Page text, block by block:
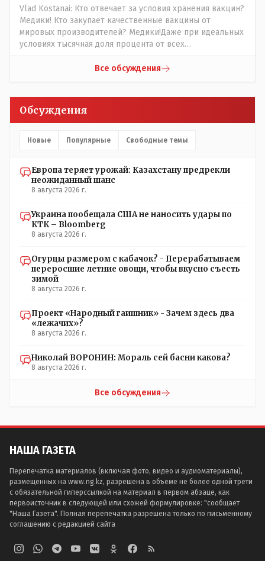
Vlad Kostanai: Кто отвечает за условия хранения вакцин?
Медики! Кто закупает качественные вакцины от
мировых производителей? Медики!Даже при идеальных
условиях тысячная доля процента от всех
прививки. Бумага нужна как защита от дол.....бов не
люди и отказываются и я в том числе своих не
прививал.Лично я вам и тем другим людям благодарен.
частотности появления в популяции соответствующих
естественный отбор.
Все обсуждения
Обсуждения
Новые Популярные Свободные темы
Европа теряет урожай: Казахстану предрекли
неожиданный шанс
8 августа 2026 г.
Украина пообещала США не наносить удары по
КТК – Bloomberg
8 августа 2026 г.
Огурцы размером с кабачок? - Перерабатываем
переросшие летние овощи, чтобы вкусно съесть
зимой
8 августа 2026 г.
Проект «Народный гаишник» - Зачем здесь два
«лежачих»?
8 августа 2026 г.
Николай ВОРОНИН: Мораль сей басни какова?
8 августа 2026 г.
Все обсуждения
НАША ГАЗЕТА
Перепечатка материалов (включая фото, видео и аудиоматериалы),
размещенных на www.ng.kz, разрешена в объеме не более одной трети
с обязательной гиперссылкой на материал в первом абзаце, как
первоисточник в следующей или схожей формулировке: "сообщает
"Наша Газета". Полная перепечатка разрешена только по письменному
соглашению с редакцией сайта